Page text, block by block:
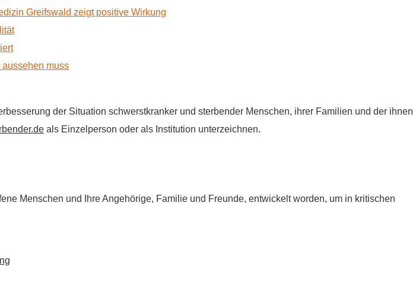
Greifswald zeigt positive Wirkung
muss
der Situation schwerstkranker und sterbender Menschen, ihrer Familien und der ihnen
als Einzelperson oder als Institution unterzeichnen.
Menschen und Ihre Angehörige, Familie und Freunde, entwickelt worden, um in kritischen